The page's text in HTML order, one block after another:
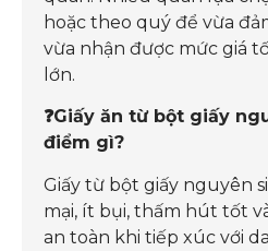
hoặc theo quý để vừa
vừa nhận được mức giá
lớn.
❓Giấy ăn từ bột giấy
điểm gì?
Giấy từ bột giấy nguyên
mại, ít bụi, thấm hút tốt
an toàn khi tiếp xúc với